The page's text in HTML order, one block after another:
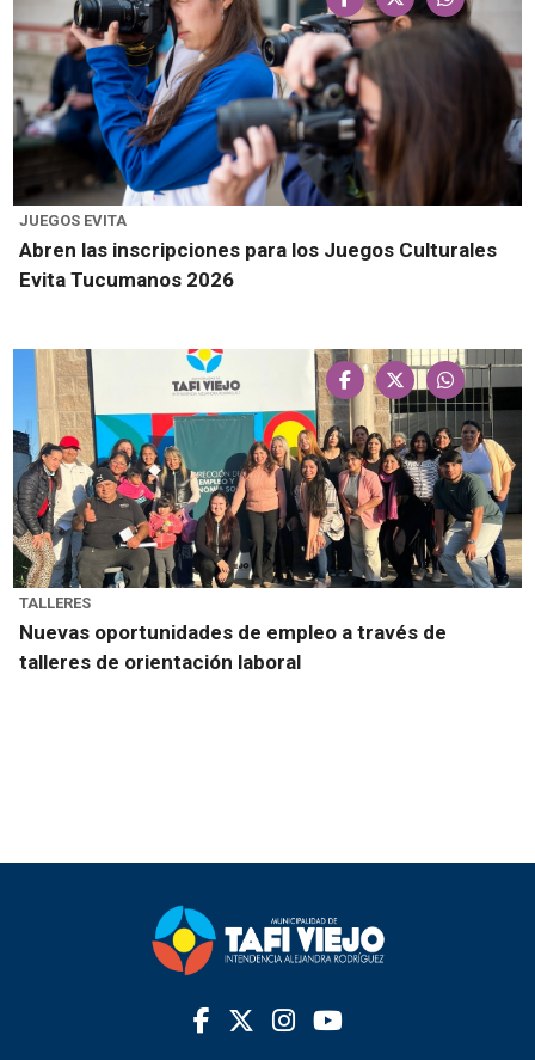
JUEGOS EVITA
Abren las inscripciones para los Juegos Culturales
Evita Tucumanos 2026
TALLERES
Nuevas oportunidades de empleo a través de
talleres de orientación laboral